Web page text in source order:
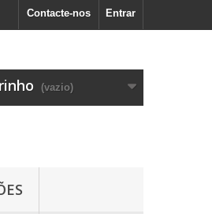
Entrar
Contacte-nos
(vazio)